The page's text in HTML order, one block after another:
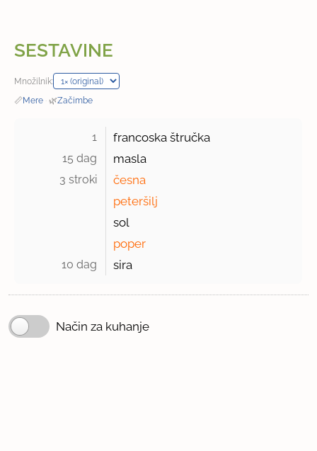
SESTAVINE
Množilnik:
📏Mere · 🌿Začimbe
1 francoska štručka
15 dag masla
3 stroki
česna
peteršilj
sol
poper
10 dag sira
Način za kuhanje